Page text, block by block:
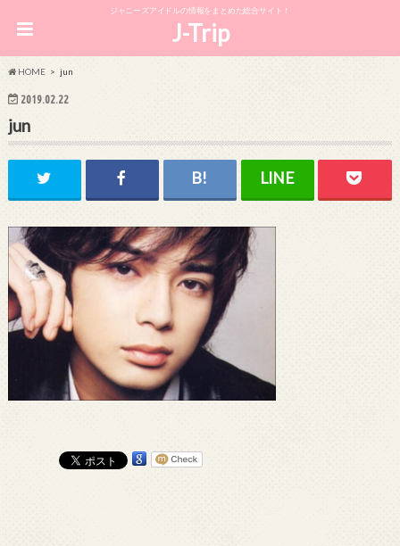
ジャニーズアイドルの情報をまとめた総合サイト！
J-Trip
HOME jun
2019.02.22
jun